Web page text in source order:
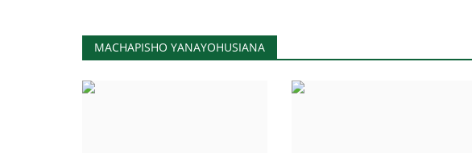
MACHAPISHO YANAYOHUSIANA